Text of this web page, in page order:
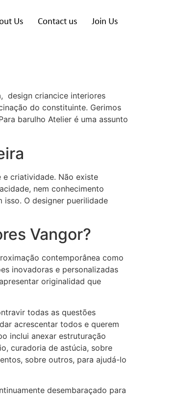
Us Contact us Join Us
design criancice interiores
do constituinte. Gerimos
barulho Atelier é uma assunto
criatividade. Não existe
nem conhecimento
O designer puerilidade
Vangor?
contemporânea como
inovadoras e personalizadas
originalidad que
todas as questões
acrescentar todos e querem
inclui anexar estruturação
curadoria de astúcia, sobre
sobre outros, para ajudá-lo
desembaraçado para